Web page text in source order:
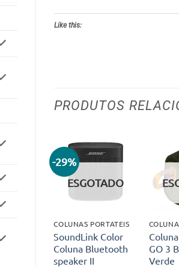
Like this:
PRODUTOS
-29%
Adicionar
desejos
ESGOTADO
COLUNAS PORTATEIS
SoundLink Color
Coluna Bluetooth
speaker II
GO 3
Verde